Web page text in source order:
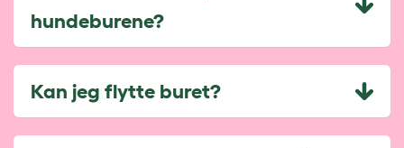
hundeburene?
Kan jeg flytte buret?